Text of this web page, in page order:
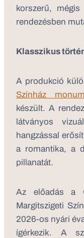
korszerű,
rendezésben
Klasszikus
A produkció
Színház
készült. A
látványos
hangzással
a romantika, a
pillanatát.
Az előadás a
Margitszigeti
2026-os nyári
ígérkezik. A